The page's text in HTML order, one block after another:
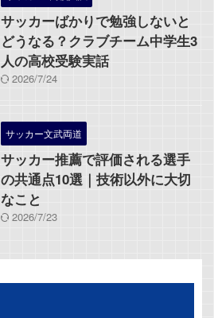
サッカーばかりで勉強しないと
どうなる？クラブチーム中学生3
人の高校受験実話
2026/7/24
サッカー文武両道
サッカー推薦で評価される選手
の共通点10選｜技術以外に大切
なこと
2026/7/23